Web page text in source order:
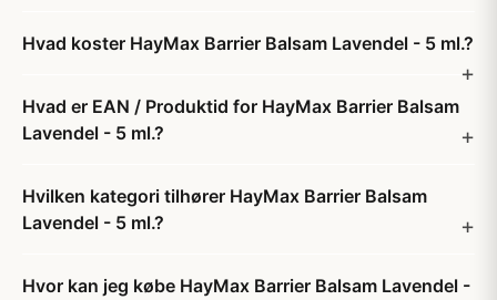
Hvad koster HayMax Barrier Balsam Lavendel - 5 ml.?
Hvad er EAN / Produktid for HayMax Barrier Balsam
Lavendel - 5 ml.?
Hvilken kategori tilhører HayMax Barrier Balsam
Lavendel - 5 ml.?
Hvor kan jeg købe HayMax Barrier Balsam Lavendel -